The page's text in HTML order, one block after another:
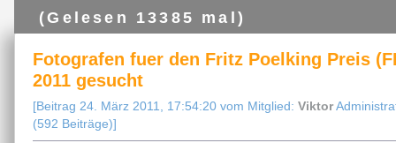
(Gelesen 13385 mal)
Fotografen fuer den Fritz Poelking Preis
2011 gesucht
[Beitrag 24. März 2011, 17:54:20 vom Mitglied: Viktor
(592 Beiträge)]